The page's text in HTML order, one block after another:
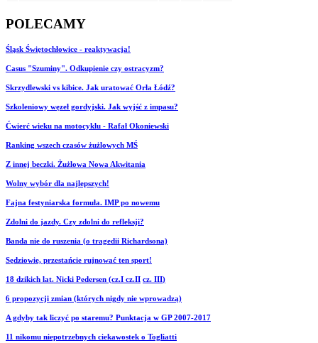
POLECAMY
Śląsk Świętochłowice - reaktywacja!
Casus "Szuminy". Odkupienie czy ostracyzm?
Skrzydlewski vs kibice. Jak uratować Orła Łódź?
Szkoleniowy węzeł gordyjski. Jak wyjść z impasu?
Ćwierć wieku na motocyklu - Rafał Okoniewski
Ranking wszech czasów żużlowych MŚ
Z innej beczki. Żużlowa Nowa Akwitania
Wolny wybór dla najlepszych!
Fajna festyniarska formuła. IMP po nowemu
Zdolni do jazdy. Czy zdolni do refleksji?
Banda nie do ruszenia (o tragedii Richardsona)
Sędziowie, przestańcie rujnować ten sport!
18 dzikich lat. Nicki Pedersen (cz.I cz.II cz. III)
6 propozycji zmian (których nigdy nie wprowadzą)
A gdyby tak liczyć po staremu? Punktacja w GP 2007-2017
11 nikomu niepotrzebnych ciekawostek o Togliatti